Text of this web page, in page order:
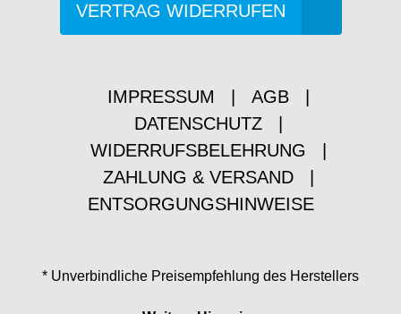
VERTRAG WIDERRUFEN
IMPRESSUM AGB
DATENSCHUTZ
WIDERRUFSBELEHRUNG
ZAHLUNG & VERSAND
ENTSORGUNGSHINWEISE
* Unverbindliche Preisempfehlung des Herstellers